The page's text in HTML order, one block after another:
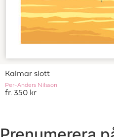
Kalmar slott
Per-Anders Nilsson
fr. 350 kr